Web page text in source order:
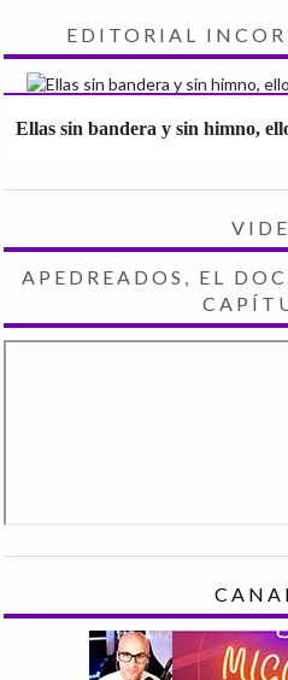
EDITORIAL
Ellas sin bandera y sin himno,
APEDREADOS, EL